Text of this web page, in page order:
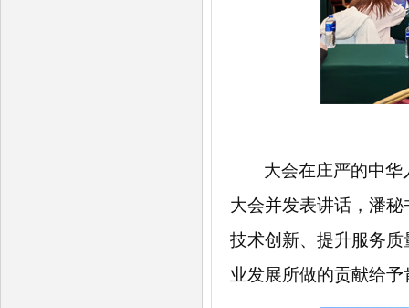
大会在庄严的中
大会并发表讲话，潘
技术创新、提升服务
业发展所做的贡献给予